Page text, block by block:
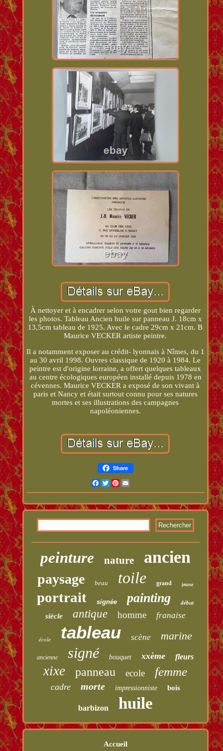
À nettoyer et à encadrer selon votre gout bien regarder
les photos. Tableau Ancien huile sur panneau J. 18cm x
13,5cm tableau de 1925. Avec le cadre 29cm x 21cm. B
Maurice VECKER artiste peintre.
Il a notamment exposer au crédit- lyonnais à Nîmes, du 1
au 30 avril 1998. Ouvres classique de 1920 à 1984. Le
peintre est d'origine lorraine, a offert quelques tableaux
au centre écologiques européen installé depuis 1978 en
cévennes. Maurice VECKER a exposé de son vivant à
paris et Nancy et était surtout connu pour ses natures
mortes et ses illustrations des campagnes
napoléoniennes.
Share
Facebook
TwitterPinterest
peinture nature ancien
paysage beau toile grand jeune
portrait signée painting début
siècle antique homme franaise
école tableau scène marine
ancienne signé bouquet xxème fleurs
xixe panneau ecole femme
cadre morte impressionniste bois
barbizon huile
Accueil